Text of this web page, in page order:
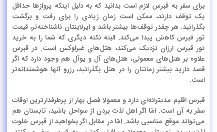
برای سفر به قبرس لازم است بدانید که به دلیل اینکه پروازها حداقل
یک توقف دارند، ممکن است زمان زیادی را برای رفت و برگشت
بگذرانید. هر چقدر توقف‌ها بیشتر باشد و ایرلاینتان ناشناخته‌تر، قیمت
تور قبرس کاهش پیدا می‌کند. البته نکته دیگری که شما را به خرید
تور قبرس ارزان نزدیک می‌کند، هتل‌های غیرلوکس است. در قبرس
علاوه بر هتل‌های معمولی، هتل‌های آل و یوآل هم وجود دارد که اگر
قصد دارید بیشتر زمانتان را در هتل بگذرانید، رزرو آنها هوشمندانه‌تر
است.
قبرس اقلیم مدیترانه‌ای دارد و معمولا فصل بهار از پرطرفدارترین اوقات
سفر به آن است. امّا اگر اهل لذت بردن از سواحل باشید، تابستان هم
می‌تواند موقع مناسبی باشد. امّا در مقابل اگر بخواهید از قبرس خلوت